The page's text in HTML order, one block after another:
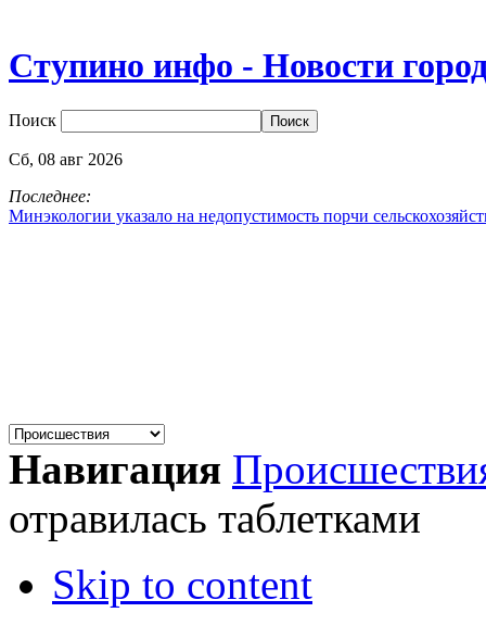
Ступино инфо - Новости
Поиск
Сб, 08 авг 2026
Последнее:
Минэкологии указало на недопустимость порчи
Навигация
отравилась таблетками
Skip to content